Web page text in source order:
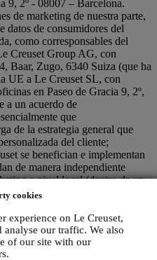
cookies
experience on Le Creuset,
analyse our traffic. We also
of our site with our
9, 2º - 08007 – Barcelona.
de marketing de nuestra parte,
datos de consumidores del
como corresponsables del
Creuset Group AG, con
Baar, Zugo, 6340 Suiza (que ha
UE a Le Creuset SL, con
en Paseo de Gracia 9, 2º,
a un acuerdo de
que
de la estrategia general que
del cliente;
se benefician e implementan
de manera independiente
a nivel local (dentro de un
INFORMACIÓN?
siguientes fines: